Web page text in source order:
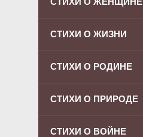
СТИХИ О ЖИЗНИ
СТИХИ О РОДИНЕ
СТИХИ О ПРИРОДЕ
СТИХИ О ВОЙНЕ